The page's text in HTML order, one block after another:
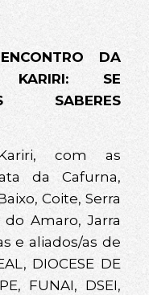
DA
KARIRI: SE
SABERES
com as
da Cafurna,
Coite, Serra
do Amaro, Jarra
e aliados/as de
DIOCESE DE
FUNAI, DSEI,